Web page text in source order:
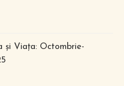
și Viața: Octombrie-